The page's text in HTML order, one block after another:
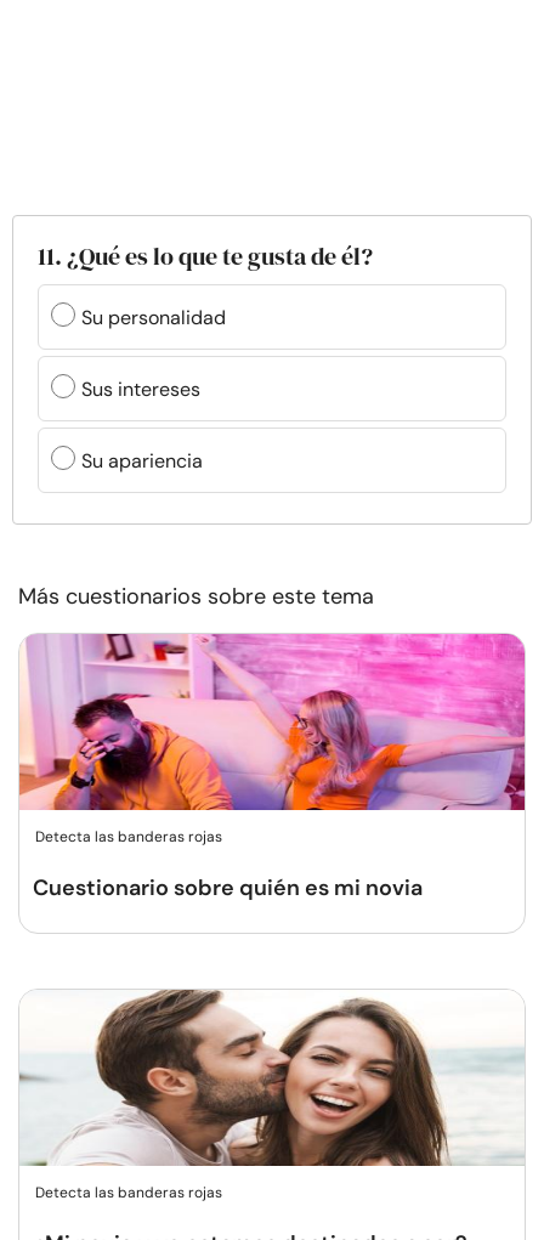
11. ¿Qué es lo que te gusta de él?
Su personalidad
Sus intereses
Su apariencia
Más cuestionarios sobre este tema
Detecta las banderas rojas
Cuestionario sobre quién es mi novia
Detecta las banderas rojas